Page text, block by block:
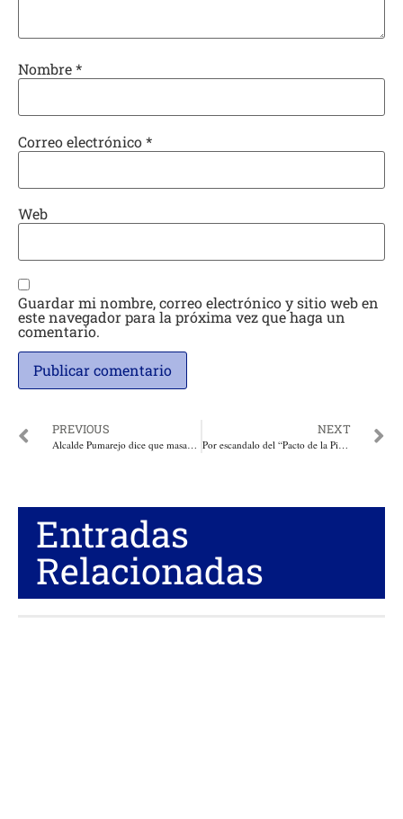
Nombre*
Correo electrónico*
Web
Guardar mi nombre, correo electrónico y sitio web en
este navegador para la próxima vez que haga un
comentario.
PREVIOUS
Alcalde Pumarejo dice que masacre obedece a rutas de pagadiario y narcotráfico. Sin embargo habrían caído inocentes
NEXT
Por escandalo del “Pacto de la Picota, Fiscalía citó a Juan Fernando Petro, hermano del presidente Petro, y al comisionado de paz Danilo Rueda
Entradas
Relacionadas